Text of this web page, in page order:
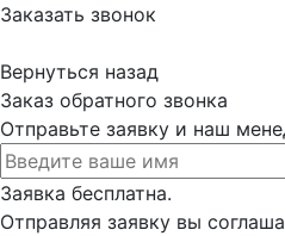
Заказать звонок
Вернуться назад
Заказ обратного звонка
Отправьте заявку и наш
Заявка бесплатна.
Отправляя заявку вы